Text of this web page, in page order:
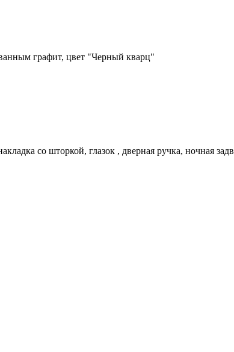
графит, цвет "Черный кварц"
со шторкой, глазок , дверная ручка, ночная